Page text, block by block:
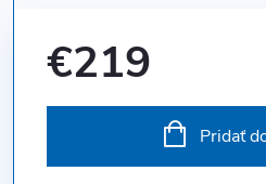
€219
Pridať